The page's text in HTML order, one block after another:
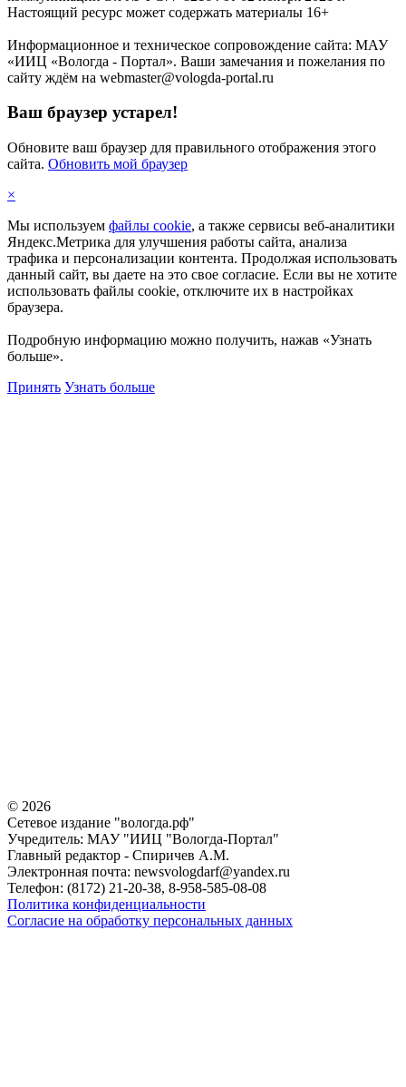
© 2026
Сетевое издание "вологда.рф"
Учредитель: МАУ "ИИЦ "Вологда-Портал"
Главный редактор - Спиричев А.М.
Электронная почта: newsvologdarf@yandex.ru
Телефон: (8172) 21-20-38, 8-958-585-08-08
Политика конфиденциальности
Согласие на обработку персональных данных
Настоящий ресурс может содержать материалы 16+
Информационное и техническое сопровождение сайта: МАУ
«ИИЦ «Вологда - Портал». Ваши замечания и пожелания по
сайту ждём на webmaster@vologda-portal.ru
Ваш браузер устарел!
Обновите ваш браузер для правильного отображения этого
сайта. Обновить мой браузер
×
Мы используем файлы cookie, а также сервисы веб-аналитики
Яндекс.Метрика для улучшения работы сайта, анализа
трафика и персонализации контента. Продолжая использовать
данный сайт, вы даете на это свое согласие. Если вы не хотите
использовать файлы cookie, отключите их в настройках
браузера.
Подробную информацию можно получить, нажав «Узнать
больше».
Принять Узнать больше